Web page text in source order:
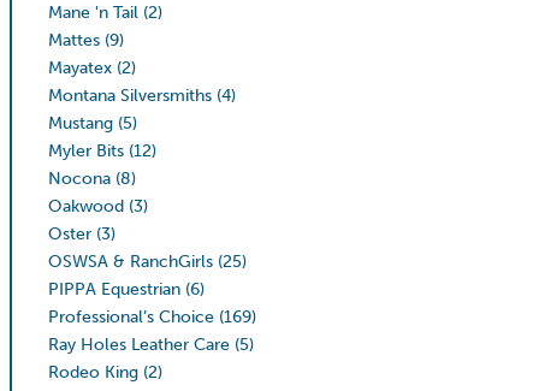
Mane 'n Tail (2)
Mattes (9)
Mayatex (2)
Montana Silversmiths (4)
Mustang (5)
Myler Bits (12)
Nocona (8)
Oakwood (3)
Oster (3)
OSWSA & RanchGirls (25)
PIPPA Equestrian (6)
Professional’s Choice (169)
Ray Holes Leather Care (5)
Rodeo King (2)